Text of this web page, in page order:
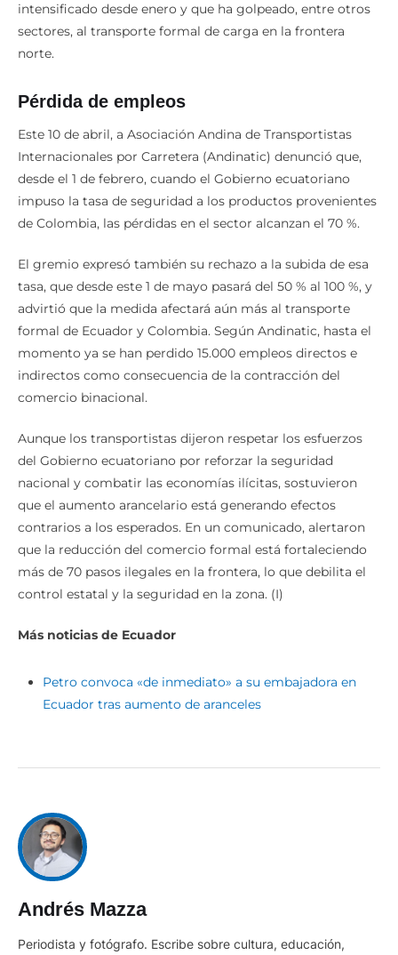
intensificado desde enero y que ha golpeado, entre otros
sectores, al transporte formal de carga en la frontera
norte.
Pérdida de empleos
Este 10 de abril, a Asociación Andina de Transportistas
Internacionales por Carretera (Andinatic) denunció que,
desde el 1 de febrero, cuando el Gobierno ecuatoriano
impuso la tasa de seguridad a los productos provenientes
de Colombia, las pérdidas en el sector alcanzan el 70 %.
El gremio expresó también su rechazo a la subida de esa
tasa, que desde este 1 de mayo pasará del 50 % al 100 %, y
advirtió que la medida afectará aún más al transporte
formal de Ecuador y Colombia. Según Andinatic, hasta el
momento ya se han perdido 15.000 empleos directos e
indirectos como consecuencia de la contracción del
comercio binacional.
Aunque los transportistas dijeron respetar los esfuerzos
del Gobierno ecuatoriano por reforzar la seguridad
nacional y combatir las economías ilícitas, sostuvieron
que el aumento arancelario está generando efectos
contrarios a los esperados. En un comunicado, alertaron
que la reducción del comercio formal está fortaleciendo
más de 70 pasos ilegales en la frontera, lo que debilita el
control estatal y la seguridad en la zona. (I)
Más noticias de Ecuador
Petro convoca «de inmediato» a su embajadora en
Ecuador tras aumento de aranceles
Andrés Mazza
Periodista y fotógrafo. Escribe sobre cultura, educación,